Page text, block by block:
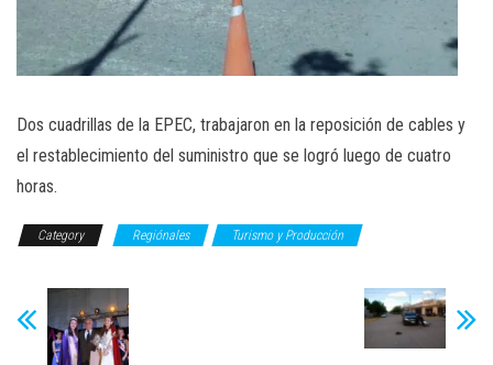
Dos cuadrillas de la EPEC, trabajaron en la reposición de cables y
el restablecimiento del suministro que se logró luego de cuatro
horas.
Category Regiónales Turismo y Producción